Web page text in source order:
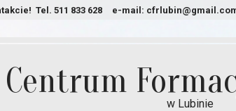
Tel. 511 833 628 e-mail:
Centrum
w Lubinie